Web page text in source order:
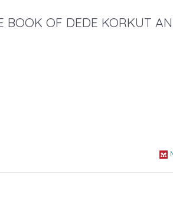
BOOK OF DEDE KORKUT